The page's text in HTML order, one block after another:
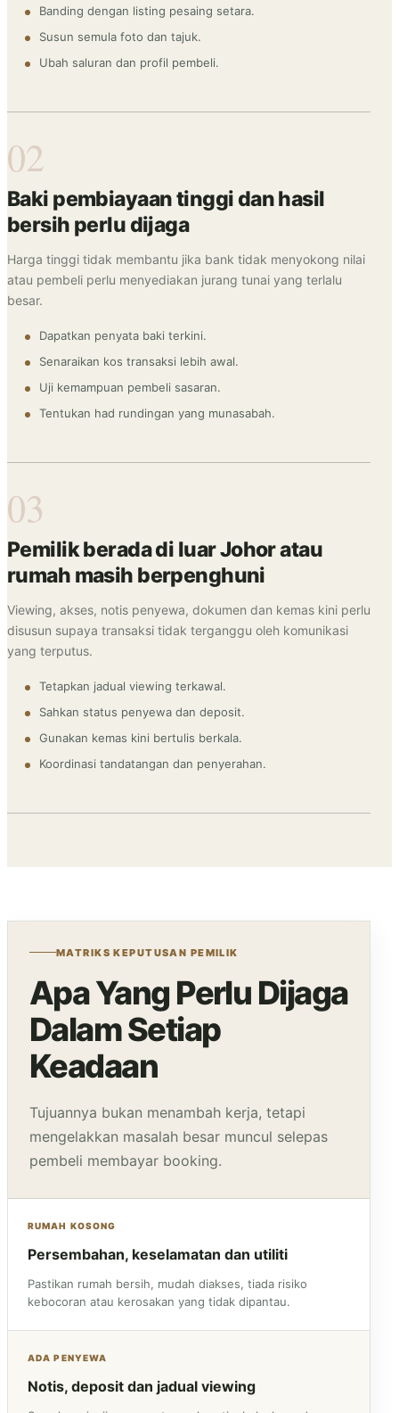
Banding dengan listing pesaing setara.
Susun semula foto dan tajuk.
Ubah saluran dan profil pembeli.
02
Baki pembiayaan tinggi dan hasil
bersih perlu dijaga
Harga tinggi tidak membantu jika bank tidak menyokong nilai
atau pembeli perlu menyediakan jurang tunai yang terlalu
besar.
Dapatkan penyata baki terkini.
Senaraikan kos transaksi lebih awal.
Uji kemampuan pembeli sasaran.
Tentukan had rundingan yang munasabah.
03
Pemilik berada di luar Johor atau
rumah masih berpenghuni
Viewing, akses, notis penyewa, dokumen dan kemas kini perlu
disusun supaya transaksi tidak terganggu oleh komunikasi
yang terputus.
Tetapkan jadual viewing terkawal.
Sahkan status penyewa dan deposit.
Gunakan kemas kini bertulis berkala.
Koordinasi tandatangan dan penyerahan.
MATRIKS KEPUTUSAN PEMILIK
Apa Yang Perlu Dijaga
Dalam Setiap
Keadaan
Tujuannya bukan menambah kerja, tetapi
mengelakkan masalah besar muncul selepas
pembeli membayar booking.
RUMAH KOSONG
Persembahan, keselamatan dan utiliti
Pastikan rumah bersih, mudah diakses, tiada risiko
kebocoran atau kerosakan yang tidak dipantau.
ADA PENYEWA
Notis, deposit dan jadual viewing